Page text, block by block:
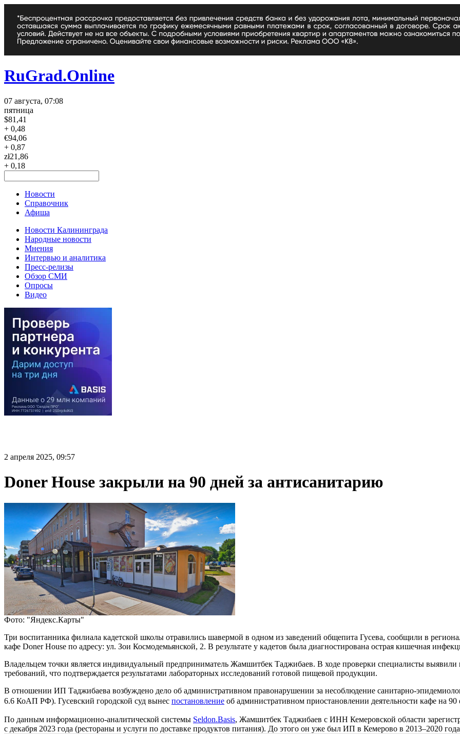
RuGrad.Online
07 августа, 07:08
пятница
$81,41
+ 0,48
€94,06
+ 0,87
zł21,86
+ 0,18
Новости
Справочник
Афиша
Новости Калининграда
Народные новости
Мнения
Интервью и аналитика
Пресс-релизы
Обзор СМИ
Опросы
Видео
2 апреля 2025, 09:57
Doner House закрыли на 90 дней за антисанитарию
Фото: "Яндекс.Карты"
Три воспитанника филиала кадетской школы отравились шавермой в одном из заведений общепита Гусева, сообщили в
кафе Doner House по адресу: ул. Зои Космодемьянской, 2. В результате у кадетов была диагностирована острая кишечная
Владельцем точки является индивидуальный предприниматель Жамшитбек Таджибаев. В ходе проверки специалисты
требований, что подтверждается результатами лабораторных исследований готовой пищевой продукции.
В отношении ИП Таджибаева возбуждено дело об административном правонарушении за несоблюдение санитарно-
6.6 КоАП РФ). Гусевский городской суд вынес постановление об административном приостановлении деятельности кафе на 90
По данным информационно-аналитической системы Seldon.Basis, Жамшитбек Таджибаев с ИНН Кемеровской области
с декабря 2023 года (рестораны и услуги по доставке продуктов питания). До этого он уже был ИП в Кемерово в 2013–2020